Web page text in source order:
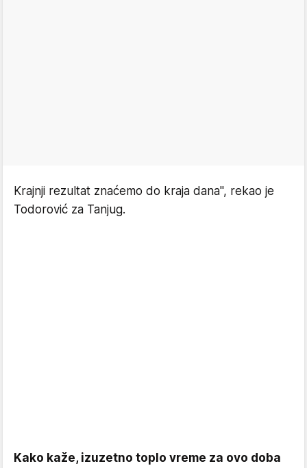
Krajnji rezultat znaćemo do kraja dana'', rekao je
Todorović za Tanjug.
Kako kaže, izuzetno toplo vreme za ovo doba